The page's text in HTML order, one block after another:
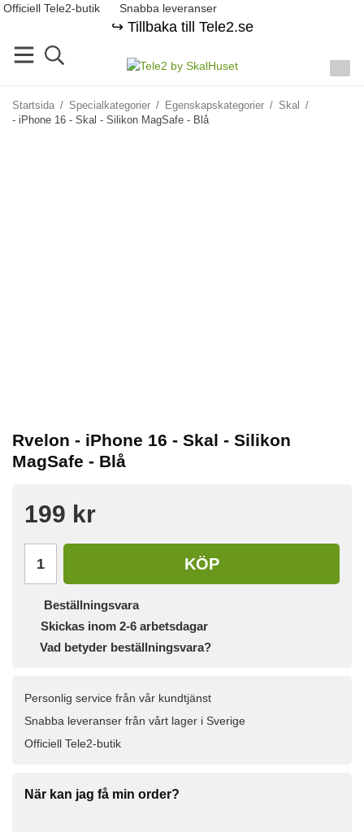
Officiell Tele2-butik Snabba leveranser
↪️ Tillbaka till Tele2.se
Startsida / Specialkategorier / Egenskapskategorier / Skal
/
- iPhone 16 - Skal - Silikon MagSafe - Blå
Rvelon - iPhone 16 - Skal - Silikon
MagSafe - Blå
199 kr
KÖP
Beställningsvara
Skickas inom 2-6 arbetsdagar
Vad betyder beställningsvara?
Personlig service från vår kundtjänst
Snabba leveranser från vårt lager i Sverige
Officiell Tele2-butik
När kan jag få min order?